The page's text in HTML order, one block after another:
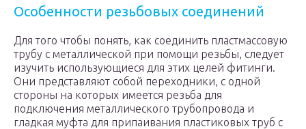
Особенности резьбовых соединений
Для того чтобы понять, как соединить пластмассовую
трубу с металлической при помощи резьбы, следует
изучить использующиеся для этих целей фитинги.
Они представляют собой переходники, с одной
стороны на которых имеется резьба для
подключения металлического трубопровода и
гладкая муфта для припаивания пластиковых труб с